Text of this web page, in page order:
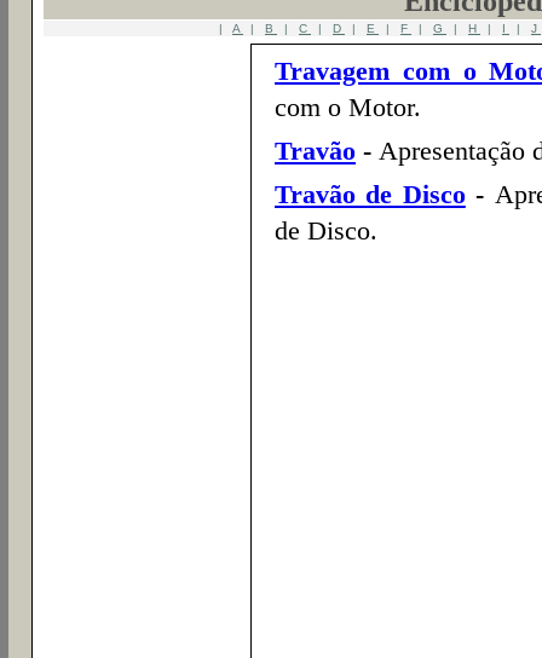
| A | B | C | D | E | F | G | H | I | J
Travagem com o
com o Motor.
Travão - Apresentação
Travão de Disco-
de Disco.